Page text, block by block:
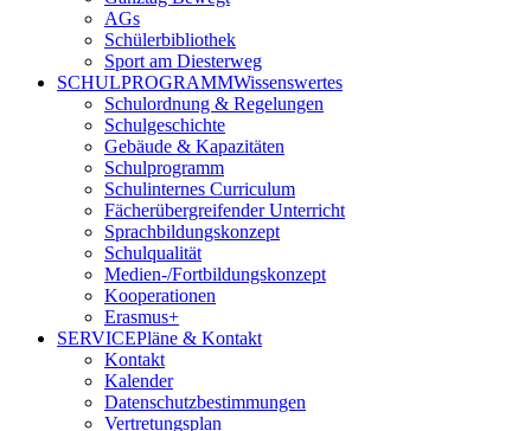
AGs
Schülerbibliothek
Sport am Diesterweg
SCHULPROGRAMMWissenswertes
Schulordnung & Regelungen
Schulgeschichte
Gebäude & Kapazitäten
Schulprogramm
Schulinternes Curriculum
Fächerübergreifender Unterricht
Sprachbildungskonzept
Schulqualität
Medien-/Fortbildungskonzept
Kooperationen
Erasmus+
SERVICEPläne & Kontakt
Kontakt
Kalender
Datenschutzbestimmungen
Vertretungsplan